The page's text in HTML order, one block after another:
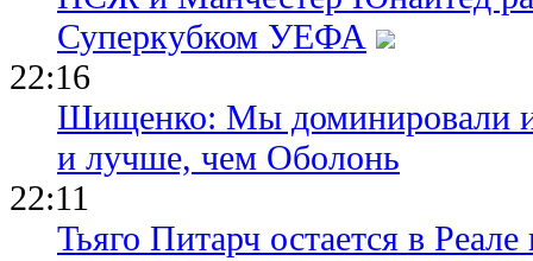
Суперкубком УЕФА
22:16
Шищенко: Мы доминировали
и лучше, чем Оболонь
22:11
Тьяго Питарч остается в